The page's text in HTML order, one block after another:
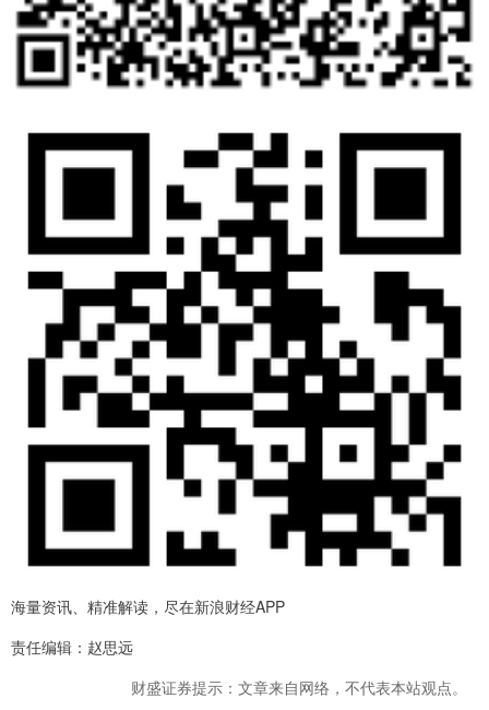
海量资讯、精准解读，尽在新浪财经APP
责任编辑：赵思远
财盛证券提示：文章来自网络，不代表本站观点。